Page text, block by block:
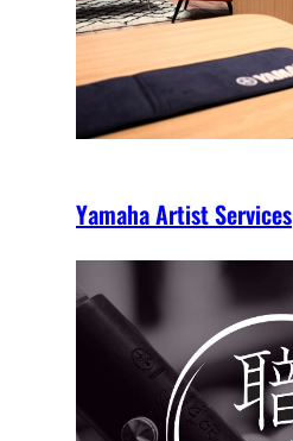
Yamaha Artist Services